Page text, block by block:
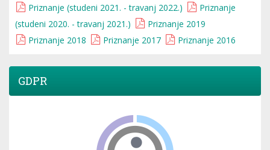
Priznanje (studeni 2021. - travanj 2022.)
Priznanje
(studeni 2020. - travanj 2021.)
Priznanje 2019
Priznanje 2018
Priznanje 2017 Priznanje 2016
GDPR